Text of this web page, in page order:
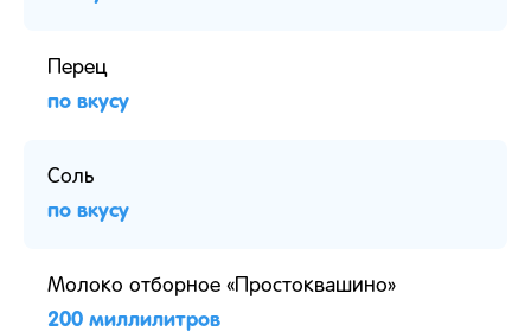
Перец
по вкусу
Соль
по вкусу
Молоко отборное «Простоквашино»
200 миллилитров